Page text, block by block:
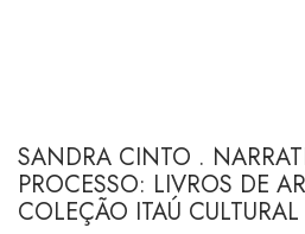
SANDRA CINTO .
PROCESSO: LIVROS DE
COLEÇÃO ITAÚ CULTURAL